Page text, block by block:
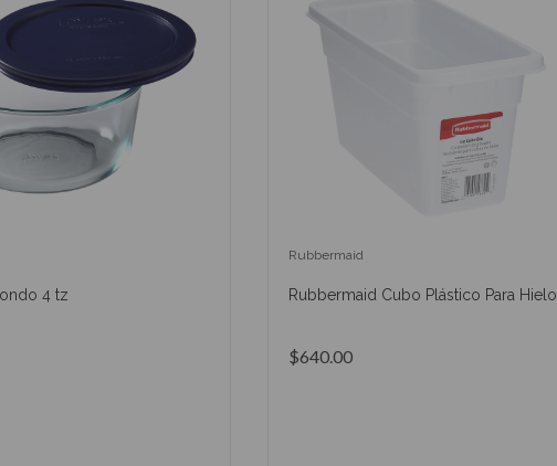
4 tz
Rubbermaid
Rubbermaid Cubo Plástico Para Hielo
$640.00